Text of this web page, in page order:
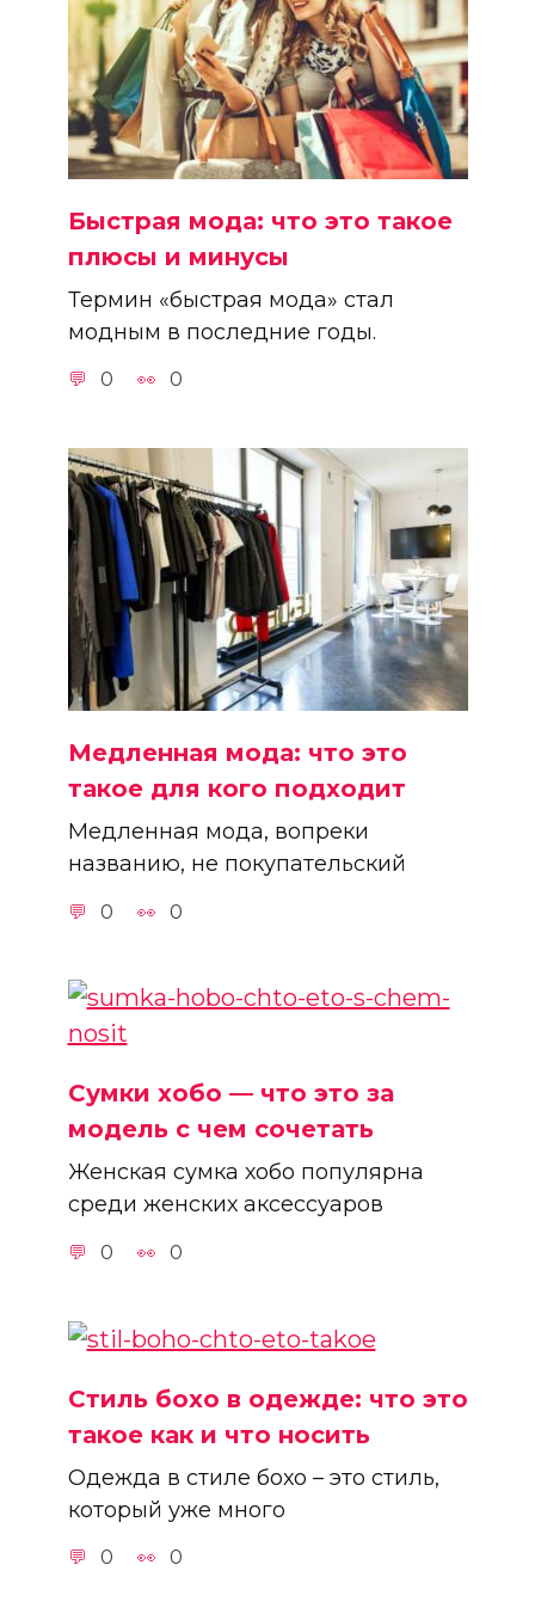
Быстрая мода: что это такое
плюсы и минусы
Термин «быстрая мода» стал
модным в последние годы.
0 0
Медленная мода: что это
такое для кого подходит
Медленная мода, вопреки
названию, не покупательский
0 0
Сумки хобо — что это за
модель с чем сочетать
Женская сумка хобо популярна
среди женских аксессуаров
0 0
Стиль бохо в одежде: что это
такое как и что носить
Одежда в стиле бохо – это стиль,
который уже много
0 0